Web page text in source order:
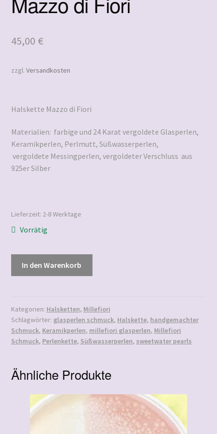
45,00 €
zzgl. Versandkosten
Halskette Mazzo di Fiori
Materialien: farbige und 24 Karat vergoldete Glasperlen,
Keramikperlen, Perlmutt, Süßwasserperlen,
vergoldete Messingperlen, vergoldeter Verschluss aus
925er Silber
Lieferzeit: 2-8 Werktage
Vorrätig
In den Warenkorb
Kategorien: Halsketten, Millefiori
Schlagwörter: glasperlen schmuck, Halskette, handgemachter
Schmuck, Keramikperlen, millefiori glasperlen, Millefiori
Schmuck, Perlenkette, Süßwasserperlen, sweetwater pearls
Ähnliche Produkte